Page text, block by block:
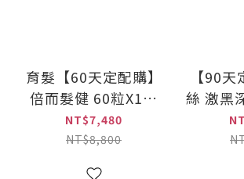
育髮【60天定配購】
倍而髮健 60粒X1瓶
+髮蔓濃養髮活齡素
(20ml×2/組) 兩組
NT$7,480
NT$8,800
【90
絲 激黑
皮適